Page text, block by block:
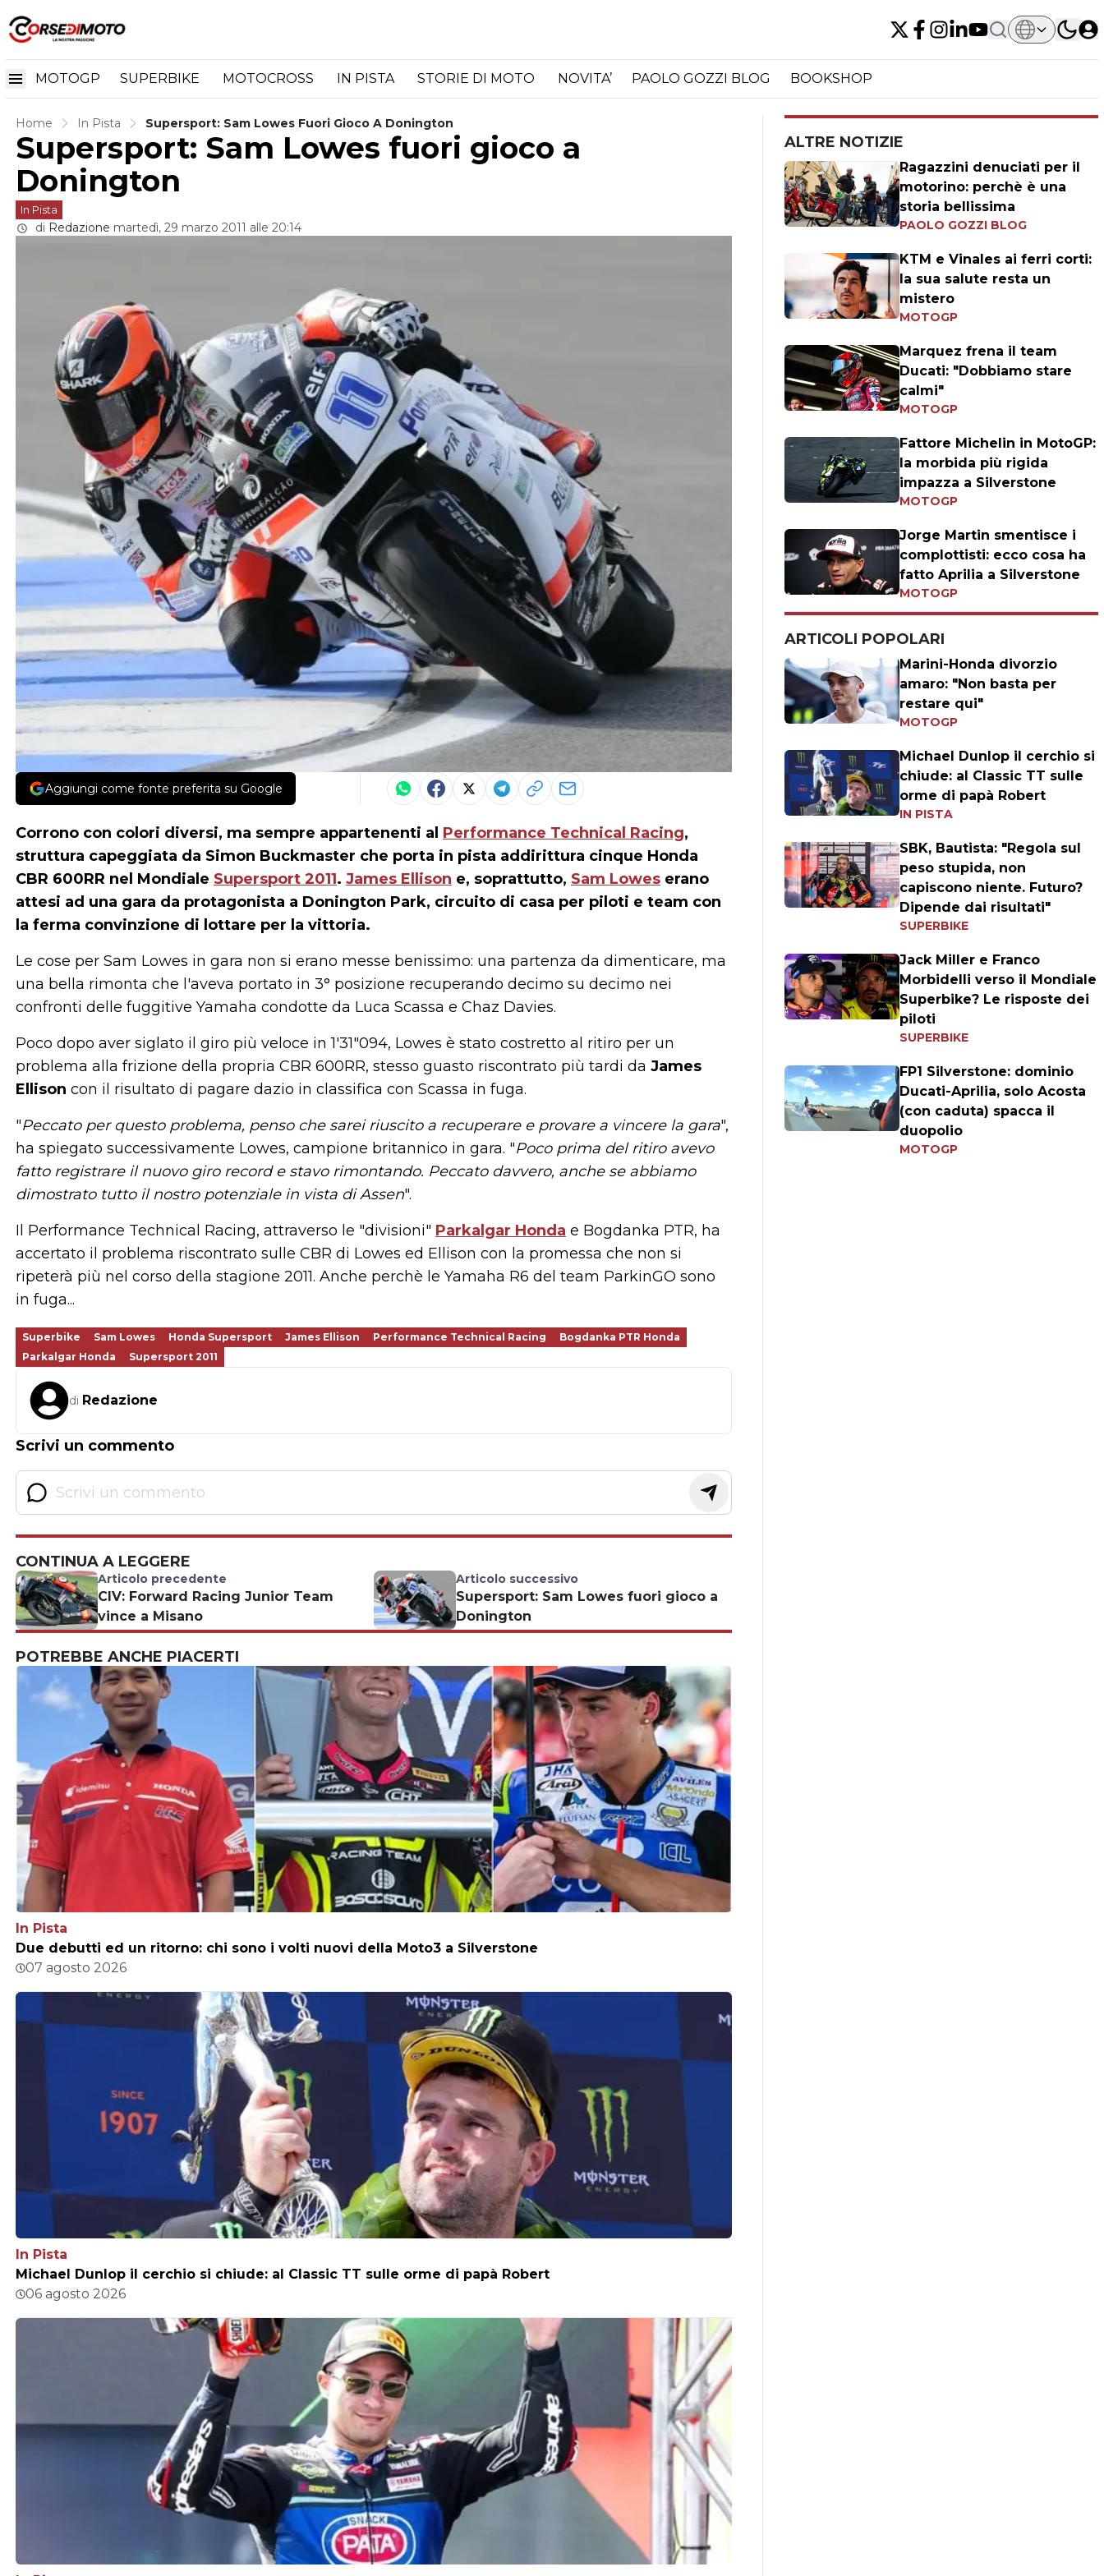
MOTOGP SUPERBIKE MOTOCROSS IN PISTA STORIE DI MOTO NOVITA’ PAOLO GOZZI BLOG BOOKSHOP
Home In Pista Supersport: Sam Lowes Fuori Gioco A Donington
Supersport: Sam Lowes fuori gioco a
Donington
In Pista
di Redazione martedì, 29 marzo 2011 alle 20:14
Aggiungi come fonte preferita su Google
Corrono con colori diversi, ma sempre appartenenti al Performance Technical Racing,
struttura capeggiata da Simon Buckmaster che porta in pista addirittura cinque Honda
CBR 600RR nel Mondiale Supersport 2011. James Ellison e, soprattutto, Sam Lowes erano
attesi ad una gara da protagonista a Donington Park, circuito di casa per piloti e team con
la ferma convinzione di lottare per la vittoria.
Le cose per Sam Lowes in gara non si erano messe benissimo: una partenza da dimenticare, ma
una bella rimonta che l'aveva portato in 3° posizione recuperando decimo su decimo nei
confronti delle fuggitive Yamaha condotte da Luca Scassa e Chaz Davies.
Poco dopo aver siglato il giro più veloce in 1'31"094, Lowes è stato costretto al ritiro per un
problema alla frizione della propria CBR 600RR, stesso guasto riscontrato più tardi da James
Ellison con il risultato di pagare dazio in classifica con Scassa in fuga.
"Peccato per questo problema, penso che sarei riuscito a recuperare e provare a vincere la gara",
ha spiegato successivamente Lowes, campione britannico in gara. "Poco prima del ritiro avevo
fatto registrare il nuovo giro record e stavo rimontando. Peccato davvero, anche se abbiamo
dimostrato tutto il nostro potenziale in vista di Assen".
Il Performance Technical Racing, attraverso le "divisioni" Parkalgar Honda e Bogdanka PTR, ha
accertato il problema riscontrato sulle CBR di Lowes ed Ellison con la promessa che non si
ripeterà più nel corso della stagione 2011. Anche perchè le Yamaha R6 del team ParkinGO sono
in fuga...
Superbike Sam Lowes Honda Supersport James Ellison Performance Technical Racing
Bogdanka PTR Honda
Parkalgar Honda
Supersport 2011
di Redazione
Scrivi un commento
CONTINUA A LEGGERE
Articolo precedente
CIV: Forward Racing Junior Team
vince a Misano
Articolo successivo
Supersport: Sam Lowes fuori gioco a
Donington
POTREBBE ANCHE PIACERTI
In Pista
Due debutti ed un ritorno: chi sono i volti nuovi della Moto3 a Silverstone
07 agosto 2026
In Pista
Michael Dunlop il cerchio si chiude: al Classic TT sulle orme di papà Robert
06 agosto 2026
ALTRE NOTIZIE
Ragazzini denuciati per il
motorino: perchè è una
storia bellissima
PAOLO GOZZI BLOG
KTM e Vinales ai ferri corti:
la sua salute resta un
mistero
MOTOGP
Marquez frena il team
Ducati: "Dobbiamo stare
calmi"
MOTOGP
Fattore Michelin in MotoGP:
la morbida più rigida
impazza a Silverstone
MOTOGP
Jorge Martin smentisce i
complottisti: ecco cosa ha
fatto Aprilia a Silverstone
MOTOGP
ARTICOLI POPOLARI
Marini-Honda divorzio
amaro: "Non basta per
restare qui"
MOTOGP
Michael Dunlop il cerchio si
chiude: al Classic TT sulle
orme di papà Robert
IN PISTA
SBK, Bautista: "Regola sul
peso stupida, non
capiscono niente. Futuro?
Dipende dai risultati"
SUPERBIKE
Jack Miller e Franco
Morbidelli verso il Mondiale
Superbike? Le risposte dei
piloti
SUPERBIKE
FP1 Silverstone: dominio
Ducati-Aprilia, solo Acosta
(con caduta) spacca il
duopolio
MOTOGP